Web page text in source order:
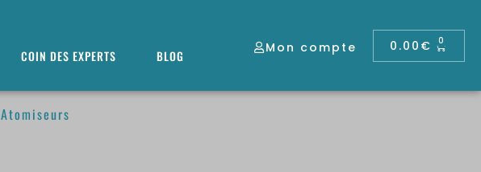
COIN DES EXPERTS
Atomiseurs
BLOG
Mon compte 0.00 € 0